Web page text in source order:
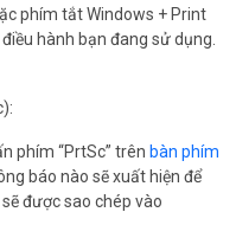
phím tắt Windows + Print
hành bạn đang sử dụng.
phím “PrtSc” trên bàn phím
báo nào sẽ xuất hiện để
được sao chép vào